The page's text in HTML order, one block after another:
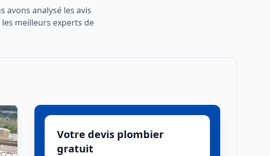
avons analysé les avis
meilleurs experts de
Votre devis plombier
gratuit